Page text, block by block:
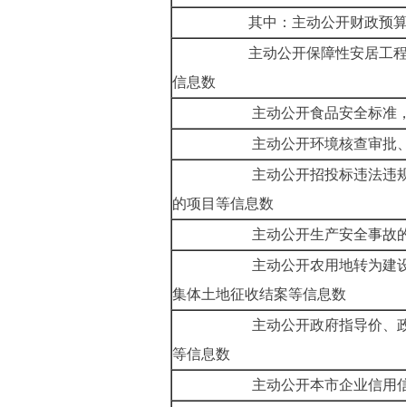
其中：主动公开财政预
主动公开保障性安居工
信息数
主动公开食品安全标准
主动公开环境核查审批
主动公开招投标违法违
的项目等信息数
主动公开生产安全事故
主动公开农用地转为建
集体土地征收结案等信息数
主动公开政府指导价、
等信息数
主动公开本市企业信用